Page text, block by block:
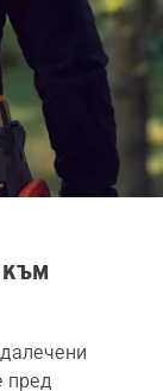
триони
Husqvarna
уникалната
на
веригата
към
пред